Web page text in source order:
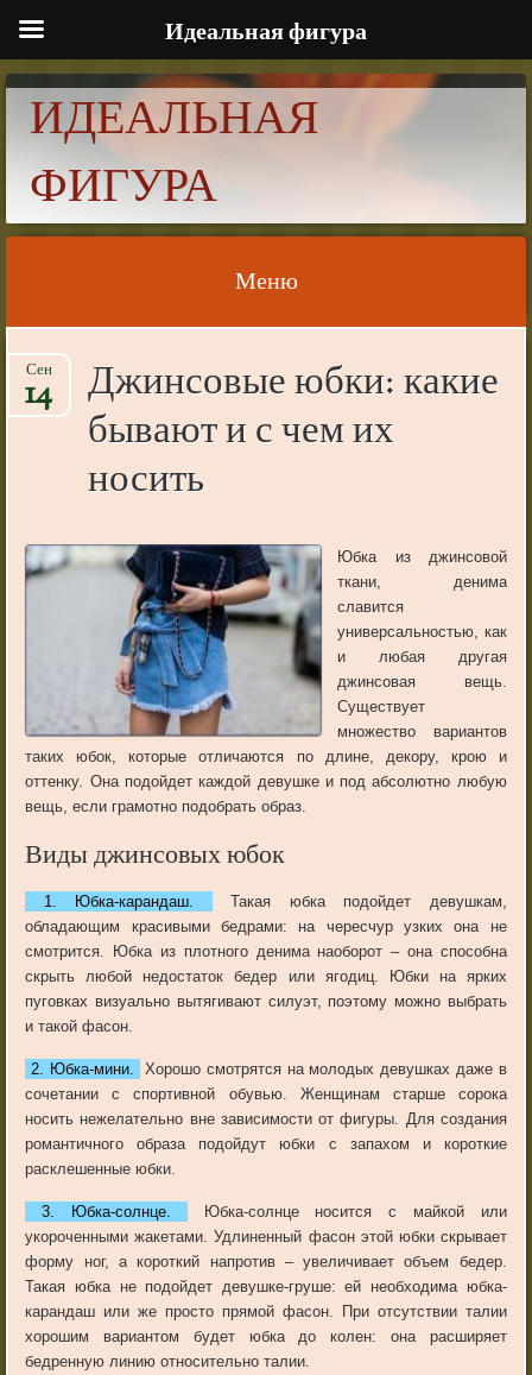
ИДЕАЛЬНАЯ
ФИГУРА
Меню
Skip to content
Джинсовые юбки: какие
бывают и с чем их
носить
Сен
14
Юбка из джинсовой
ткани, денима
славится
универсальностью, как
и любая другая
джинсовая вещь.
Существует
множество вариантов
таких юбок, которые отличаются по длине, декору, крою и
оттенку. Она подойдет каждой девушке и под абсолютно любую
вещь, если грамотно подобрать образ.
Виды джинсовых юбок
1. Юбка-карандаш.
Такая юбка подойдет девушкам,
обладающим красивыми бедрами: на чересчур узких она не
смотрится. Юбка из плотного денима наоборот – она способна
скрыть любой недостаток бедер или ягодиц. Юбки на ярких
пуговках визуально вытягивают силуэт, поэтому можно выбрать
и такой фасон.
2. Юбка-мини.
Хорошо смотрятся на молодых девушках даже в
сочетании с спортивной обувью. Женщинам старше сорока
носить нежелательно вне зависимости от фигуры. Для создания
романтичного образа подойдут юбки с запахом и короткие
расклешенные юбки.
3. Юбка-солнце.
Юбка-солнце носится с майкой или
укороченными жакетами. Удлиненный фасон этой юбки скрывает
форму ног, а короткий напротив – увеличивает объем бедер.
Такая юбка не подойдет девушке-груше: ей необходима юбка-
карандаш или же просто прямой фасон. При отсутствии талии
хорошим вариантом будет юбка до колен: она расширяет
бедренную линию относительно талии.
Идеальная фигура